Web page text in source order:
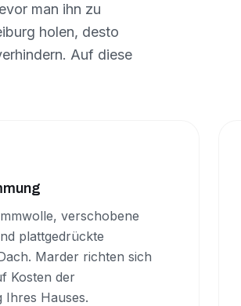
man ihn zu
holen, desto
Auf diese
verschobene
plattgedrückte
Marder richten sich
Kosten der
Ihres Hauses.